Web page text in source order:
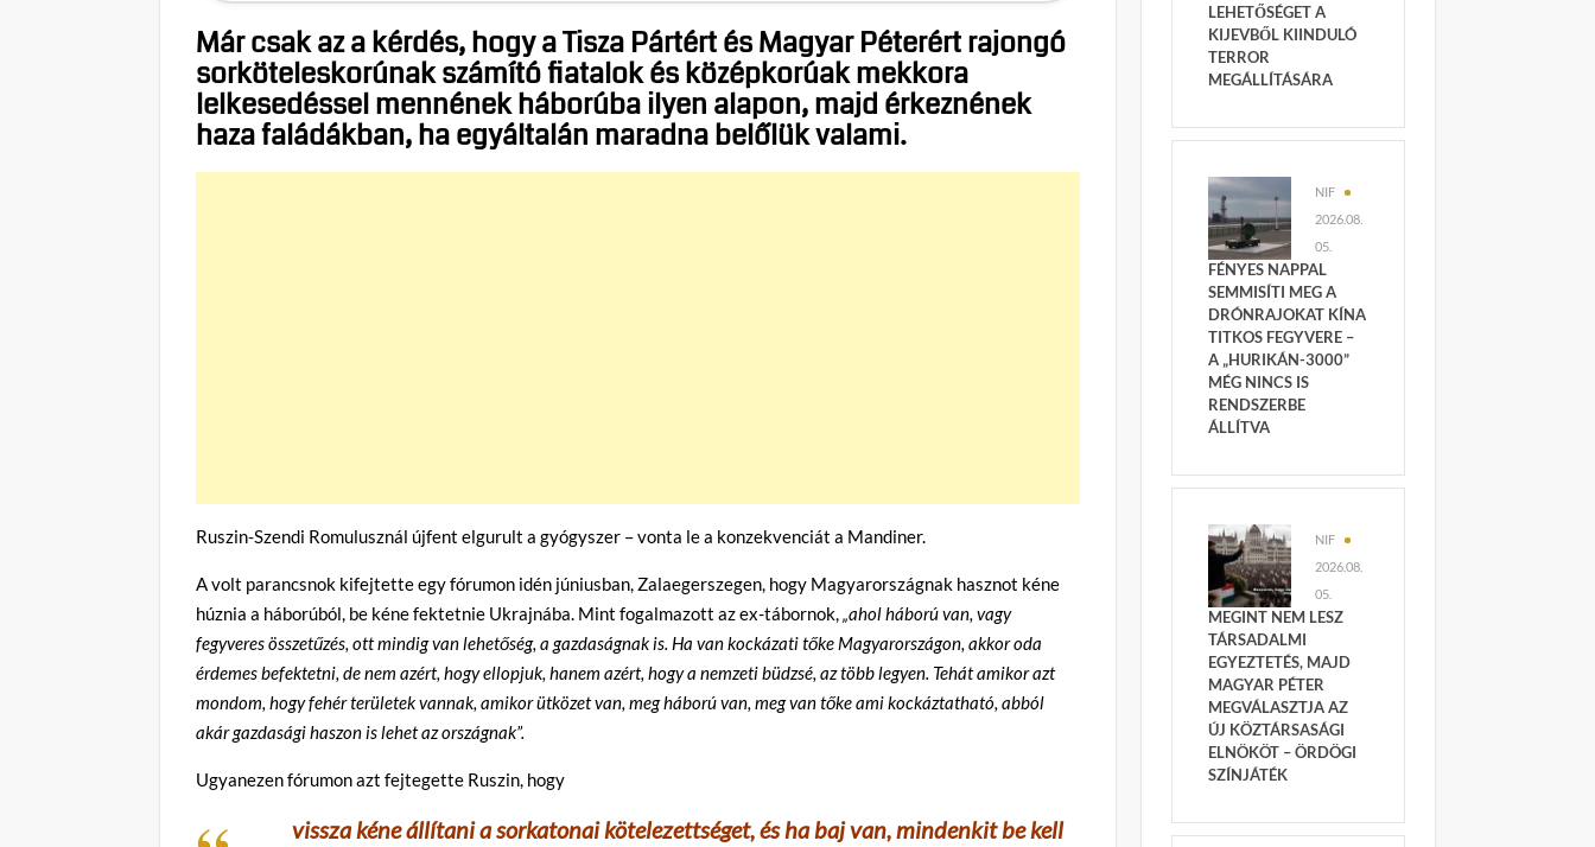
Már csak az a kérdés, hogy a Tisza Pártért és Magyar Péterért rajongó
sorköteleskorúnak számító fiatalok és középkorúak mekkora
lelkesedéssel mennének háborúba ilyen alapon, majd érkeznének
haza faládákban, ha egyáltalán maradna belőlük valami.
Ruszin-Szendi Romulusznál újfent elgurult a gyógyszer – vonta le a konzekvenciát a Mandiner.
A volt parancsnok kifejtette egy fórumon idén júniusban, Zalaegerszegen, hogy Magyarországnak hasznot kéne
húznia a háborúból, be kéne fektetnie Ukrajnába. Mint fogalmazott az ex-tábornok,
„ahol háború van, vagy
fegyveres összetűzés, ott mindig van lehetőség, a gazdaságnak is. Ha van kockázati tőke Magyarországon, akkor oda
érdemes befektetni, de nem azért, hogy ellopjuk, hanem azért, hogy a nemzeti büdzsé, az több legyen. Tehát amikor azt
mondom, hogy fehér területek vannak, amikor ütközet van, meg háború van, meg van tőke ami kockáztatható, abból
akár gazdasági haszon is lehet az országnak”.
Ugyanezen fórumon azt fejtegette Ruszin, hogy
vissza kéne állítani a sorkatonai kötelezettséget, és ha baj van, mindenkit be kell
LEHETŐSÉGET A
KIJEVBŐL KIINDULÓ
TERROR
MEGÁLLÍTÁSÁRA
NIF
2026.08.
05.
FÉNYES NAPPAL
SEMMISÍTI MEG A
DRÓNRAJOKAT KÍNA
TITKOS FEGYVERE –
A „HURIKÁN-3000”
MÉG NINCS IS
RENDSZERBE
ÁLLÍTVA
NIF
2026.08.
05.
MEGINT NEM LESZ
TÁRSADALMI
EGYEZTETÉS, MAJD
MAGYAR PÉTER
MEGVÁLASZTJA AZ
ÚJ KÖZTÁRSASÁGI
ELNÖKÖT – ÖRDÖGI
SZÍNJÁTÉK